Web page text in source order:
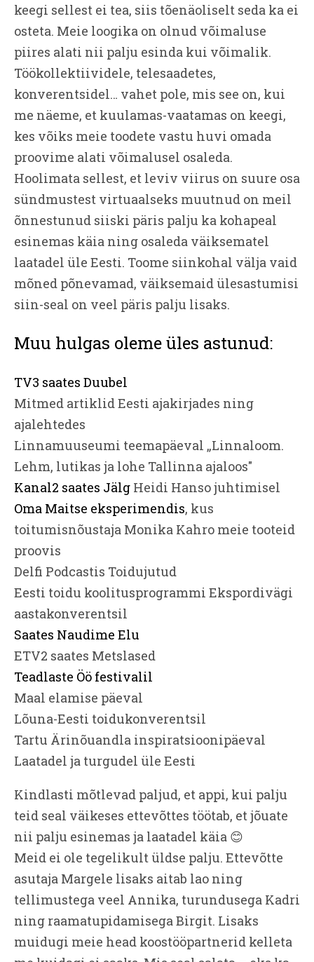
keegi sellest ei tea, siis tõenäoliselt seda ka ei
osteta. Meie loogika on olnud võimaluse
piires alati nii palju esinda kui võimalik.
Töökollektiividele, telesaadetes,
konverentsidel… vahet pole, mis see on, kui
me näeme, et kuulamas-vaatamas on keegi,
kes võiks meie toodete vastu huvi omada
proovime alati võimalusel osaleda.
Hoolimata sellest, et leviv viirus on suure osa
sündmustest virtuaalseks muutnud on meil
õnnestunud siiski päris palju ka kohapeal
esinemas käia ning osaleda väiksematel
laatadel üle Eesti. Toome siinkohal välja vaid
mõned põnevamad, väiksemaid ülesastumisi
siin-seal on veel päris palju lisaks.
Muu hulgas oleme üles astunud:
TV3 saates Duubel
Mitmed artiklid Eesti ajakirjades ning
ajalehtedes
Linnamuuseumi teemapäeval „Linnaloom.
Lehm, lutikas ja lohe Tallinna ajaloos"
Kanal2 saates Jälg Heidi Hanso juhtimisel
Oma Maitse eksperimendis, kus
toitumisnõustaja Monika Kahro meie tooteid
proovis
Delfi Podcastis Toidujutud
Eesti toidu koolitusprogrammi Ekspordivägi
aastakonverentsil
Saates Naudime Elu
ETV2 saates Metslased
Teadlaste Öö festivalil
Maal elamise päeval
Lõuna-Eesti toidukonverentsil
Tartu Ärinõuandla inspiratsioonipäeval
Laatadel ja turgudel üle Eesti
Kindlasti mõtlevad paljud, et appi, kui palju
teid seal väikeses ettevõttes töötab, et jõuate
nii palju esinemas ja laatadel käia 😊
Meid ei ole tegelikult üldse palju. Ettevõtte
asutaja Margele lisaks aitab lao ning
tellimustega veel Annika, turundusega Kadri
ning raamatupidamisega Birgit. Lisaks
muidugi meie head koostööpartnerid kelleta